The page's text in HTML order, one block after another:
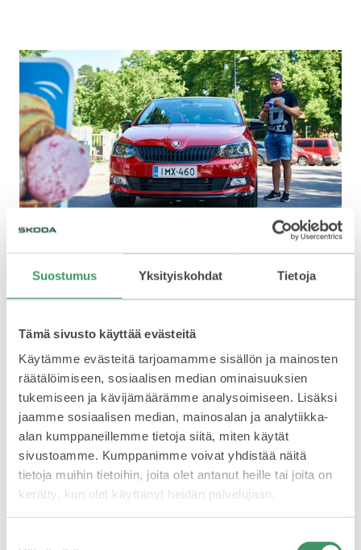
Suostumus Yksityiskohdat Tietoja
Tämä sivusto käyttää evästeitä
Käytämme evästeitä tarjoamamme sisällön ja mainosten
räätälöimiseen, sosiaalisen median ominaisuuksien
tukemiseen ja kävijämäärämme analysoimiseen. Lisäksi
jaamme sosiaalisen median, mainosalan ja analytiikka-
alan kumppaneillemme tietoja siitä, miten käytät
sivustoamme. Kumppanimme voivat yhdistää näitä
tietoja muihin tietoihin, joita olet antanut heille tai joita on
kerätty, kun olet käyttänyt heidän palvelujaan.
ŠKODA PALVELEE
ŠKODA 130 VUOTTA
ŠKODA MEDIASSA
Vuonna 2009 perustettu Autokoulu Kulmis toimii
kahdessa toimipisteessä Viikissä ja Myllypurossa.
Autokoulukalustoa vaihdetaan kahden vuoden välein, ja
60 000. Edellisellä vaihtokierroksella Miettinen koeajoi
kumppaneineen ison joukon eri vaihtoehtoja.
”Tuolloin ihastuin Škodaan ja otimme kalustoon yhden
Rapidin. Kävi niin, että oppilaat tykästyivät autoon ja
halusivat ajaa vain sillä. Viime talvena tuttu jälleenmyyjä
Arita Herttoniemestä ehdotti koko kaluston vaihtoa ja
kertoi tulossa olevasta Fabia Monte Carlosta. Siitä se sitten
taas lähti”, Miettinen kertoo.
Mukava työpaikka
Sekä opettaja että oppilas ovat tyytyväisiä näyttävään,